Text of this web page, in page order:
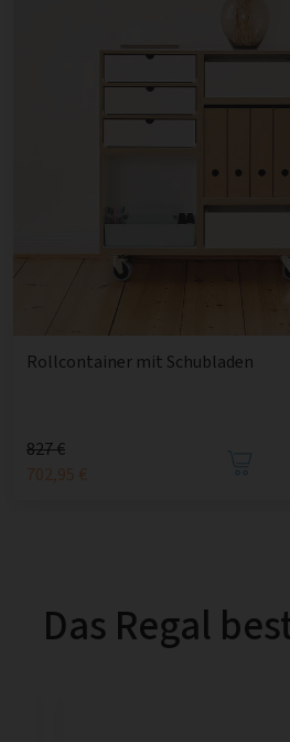
Rollcontainer mit Schubladen
827 €
702,95 €
Das Regal